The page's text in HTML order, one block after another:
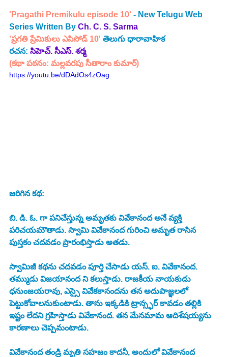
'Pragathi Premikulu episode 10' - New Telugu Web
Series Written By Ch. C. S. Sarma
'ప్రగతి ప్రేమికులు ఎపిసోడ్ 10' తెలుగు ధారావాహిక
రచన: సిహెచ్. సీఎస్. శర్మ
(కథా పఠనం: మల్లవరపు సీతారాం కుమార్)
https://youtu.be/dDAdOs4zOag
జరిగిన కథ:
బి. డి. ఓ. గా పనిచేస్తున్న అమృతకు వివేకానంద అనే వ్యక్తి
పరిచయమౌతాడు. స్వామి వివేకానంద గురించి అమృత రాసిన
పుస్తకం చదవడం ప్రారంభిస్తాడు అతడు.
స్వామిజీ కథను చదవడం పూర్తి చేసాడు యస్. ఐ. వివేకానంద.
తమ్ముడు విజయానంద ని కలుస్తాడు. రాజకీయ నాయకుడు
ధనుంజయరావు, ఎస్సై వివేకకానందను తన అదుపాజ్ఞలలో
పెట్టుకోవాలనుకుంటాడు. తాను ఇక్కడికి ట్రాన్స్ఫర్ కావడం తల్లికి
ఇష్టం లేదని గ్రహిస్తాడు వివేకానంద. తన మేనమామ ఆదిశేషయ్యను
కారణాలు చెప్పమంటాడు.
వివేకానంద తండ్రి మృతి సహజం కాదనీ, అందులో వివేకానంద